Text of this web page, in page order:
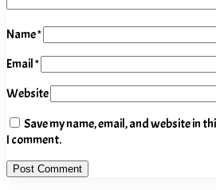
Name*
Email*
Website
Save my name, email, and website in
I comment.